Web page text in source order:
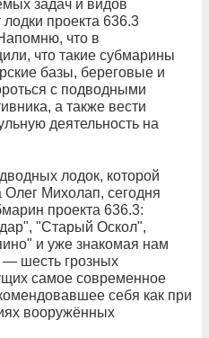
задач и видов
проекта 636.3
что в
что такие субмарины
базы, береговые и
с подводными
а также вести
деятельность на
лодок, которой
Олег Михолап, сегодня
проекта 636.3:
"Старый Оскол",
и уже знакомая нам
— шесть грозных
самое современное
себя как при
вооружённых